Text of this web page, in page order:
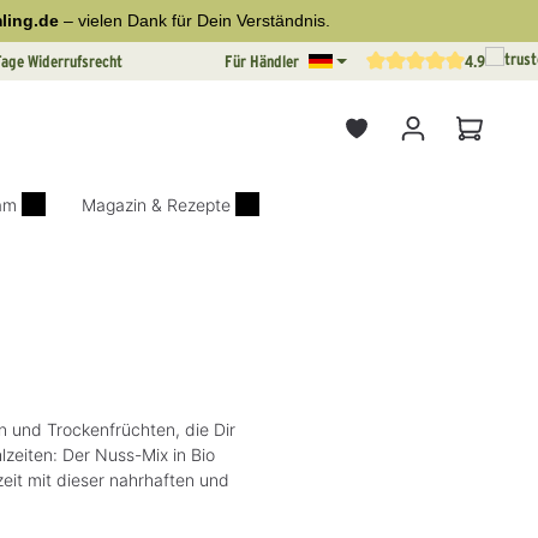
– vielen Dank für Dein Verständnis.
Widerrufsrecht Für Händler Durchschnittliche4.9
Magazin & Rezepte
und Trockenfrüchten, die Dir
Der Nuss-Mix in Bio
mit dieser nahrhaften und